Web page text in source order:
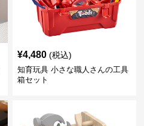
¥4,480 (税込)
知育玩具 小さな職人さんの工具
箱セット